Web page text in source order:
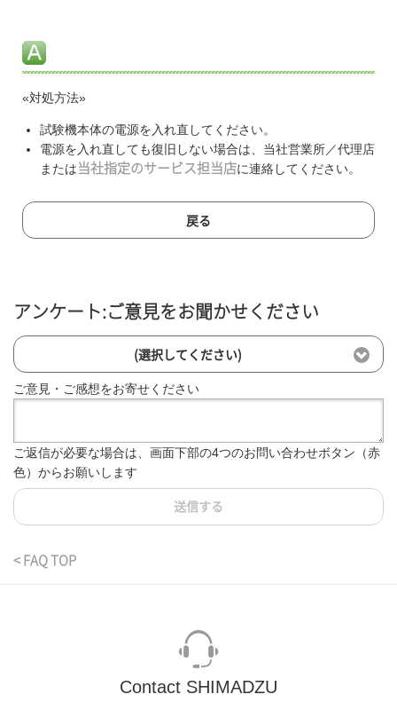
«対処方法»
試験機本体の電源を入れ直してください。
電源を入れ直しても復旧しない場合は、当社営業所／代理店
または 当社指定のサービス担当店に連絡してください。
戻る
アンケート:ご意見をお聞かせください
(選択してください)
ご意見・ご感想をお寄せください
ご返信が必要な場合は、画面下部の4つのお問い合わせボタン（赤
色）からお願いします
送信する
< FAQ TOP
Contact SHIMADZU